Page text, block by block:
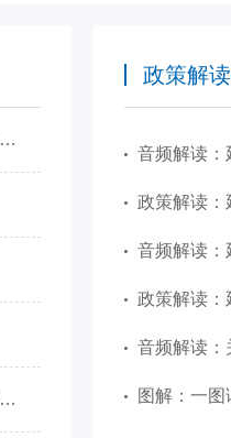
政策解读
音频解读：
政策解读：
音频解读：
政策解读：
音频解读：
图解：一图